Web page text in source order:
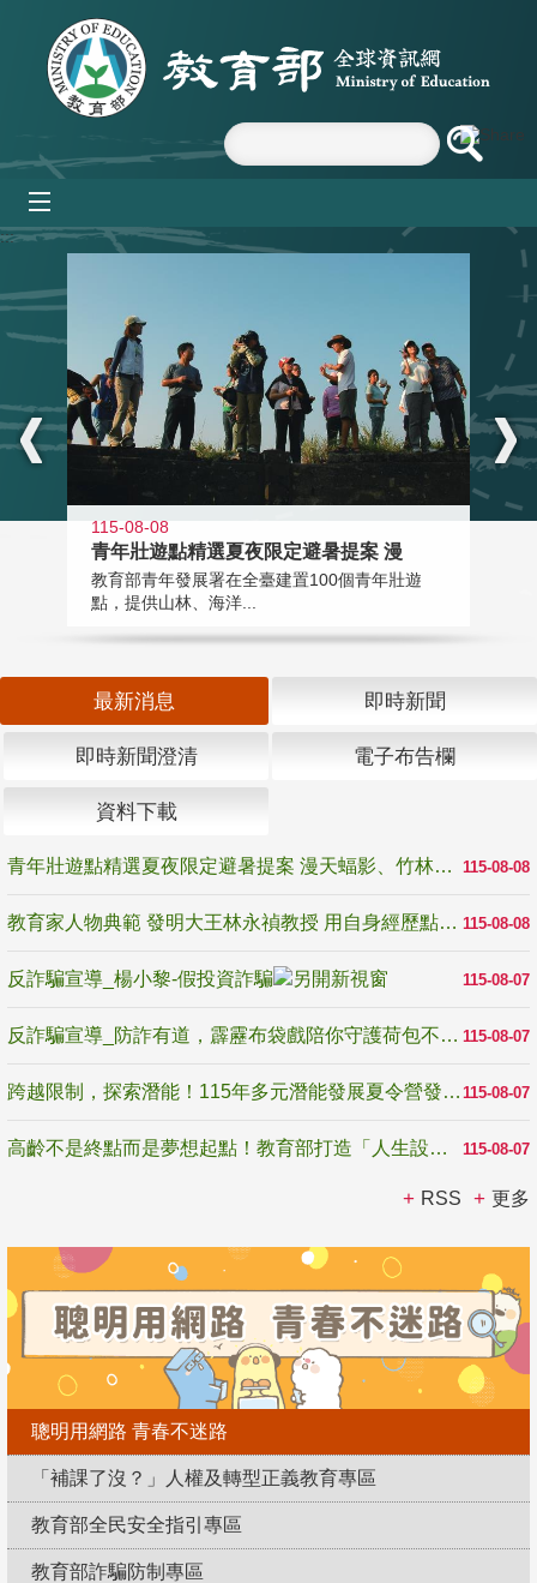
跳到主要內容區塊
:::
115-08-08
青年壯遊點精選夏夜限定避暑提案 漫
教育部青年發展署在全臺建置100個青年壯遊
點，提供山林、海洋...
最新消息 即時新聞
即時新聞澄清 電子布告欄
資料下載
115-08-08
青年壯遊點精選夏夜限定避暑提案 漫天蝠影、竹林尋蛙、茶香夜觀 邀青年暮色出發
115-08-08
教育家人物典範 發明大王林永禎教授 用自身經歷點亮學生的路
115-08-07
反詐騙宣導_楊小黎-假投資詐騙
115-08-07
反詐騙宣導_防詐有道，霹靂布袋戲陪你守護荷包不受騙
115-08-07
跨越限制，探索潛能！115年多元潛能發展夏令營發掘生命無限可能
115-08-07
高齡不是終點而是夢想起點！教育部打造「人生設計夢工場」 參展第3屆高齡健康產業博覽會
RSS 更多
聰明用網路 青春不迷路
「補課了沒？」人權及轉型正義教育專區
教育部全民安全指引專區
教育部詐騙防制專區